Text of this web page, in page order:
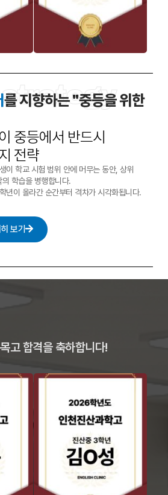
strategy
를 지향하는 "중등을 위한
중등에서 반드시
전략
이 학교 시험 범위 안에 머무는 동안, 상위
학습을 병행합니다.
년이 올라간 순간부터 격차가 시각화됩니다.
보기
고 합격을 축하합니다!